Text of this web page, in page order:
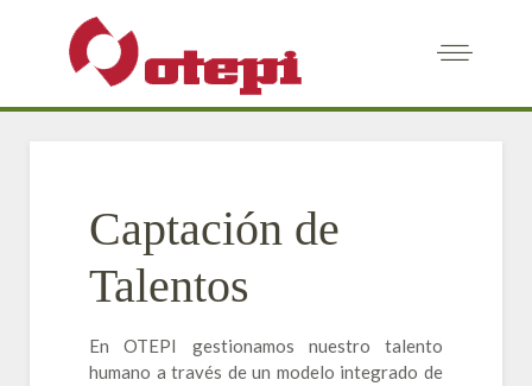
Captación de
Talentos
En OTEPI gestionamos nuestro talento
humano a través de un modelo integrado de